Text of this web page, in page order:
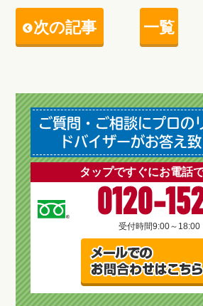
次の記事 一覧
ご質問・ご相談にプロの
ドバイザーがお答え致
タップですぐにお電話
0120-
受付時間9:00～18:00